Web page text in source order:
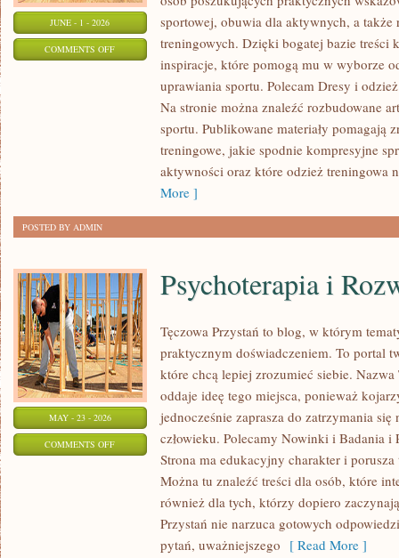
JUNE - 1 - 2026
COMMENTS OFFON
PORADNIKI
ZAKUPOWE
sportowej, obuwia dla aktywnych, a także
treningowych. Dzięki bogatej bazie treści
inspiracje, które pomogą mu w wyborze
uprawiania sportu. Polecam Dresy i
Na stronie można znaleźć rozbudowane
sportu. Publikowane materiały pomagają
treningowe, jakie spodnie kompresyjne
aktywności oraz które odzież treningowa
More ]
POSTED BY ADMIN
MAY - 23 - 2026
COMMENTS OFFON
PSYCHOTERAPIA
Psychoterapia i
Tęczowa Przystań to blog, w którym
praktycznym doświadczeniem. To portal
które chcą lepiej zrozumieć siebie. Nazwa
oddaje ideę tego miejsca, ponieważ
jednocześnie zaprasza do zatrzymania
człowieku. Polecamy Nowinki i Badania i
Strona ma edukacyjny charakter i
Można tu znaleźć treści dla osób, które
również dla tych, którzy dopiero
Przystań nie narzuca gotowych
pytań, uważniejszego [ Read More ]